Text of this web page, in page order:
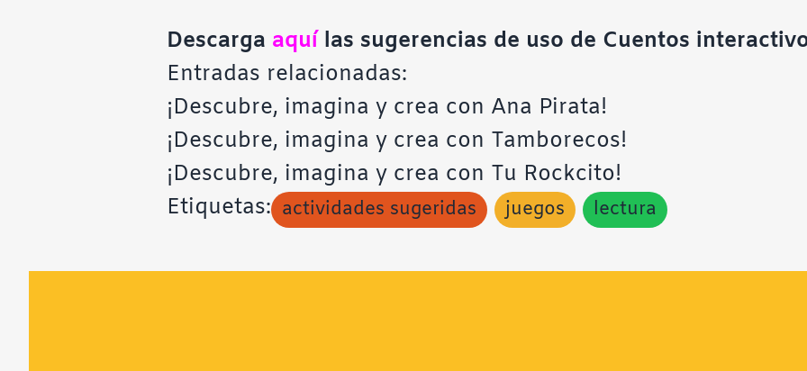
Descarga aquí las sugerencias de uso de Cuentos
Entradas relacionadas:
¡Descubre, imagina y crea con Ana Pirata!
¡Descubre, imagina y crea con Tamborecos!
¡Descubre, imagina y crea con Tu Rockcito!
Etiquetas: actividades sugeridas juegos lectura